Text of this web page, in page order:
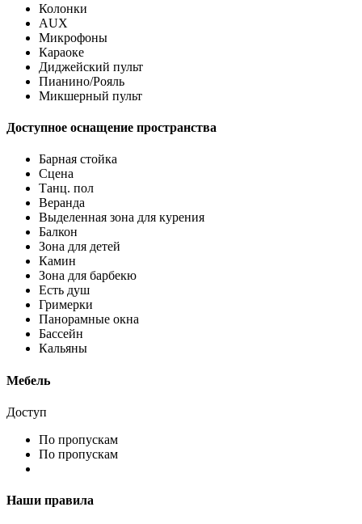
Колонки
AUX
Микрофоны
Караоке
Диджейский пульт
Пианино/Рояль
Микшерный пульт
Доступное оснащение пространства
Барная стойка
Сцена
Танц. пол
Веранда
Выделенная зона для курения
Балкон
Зона для детей
Камин
Зона для барбекю
Есть душ
Гримерки
Панорамные окна
Бассейн
Кальяны
Мебель
Доступ
По пропускам
По пропускам
Наши правила